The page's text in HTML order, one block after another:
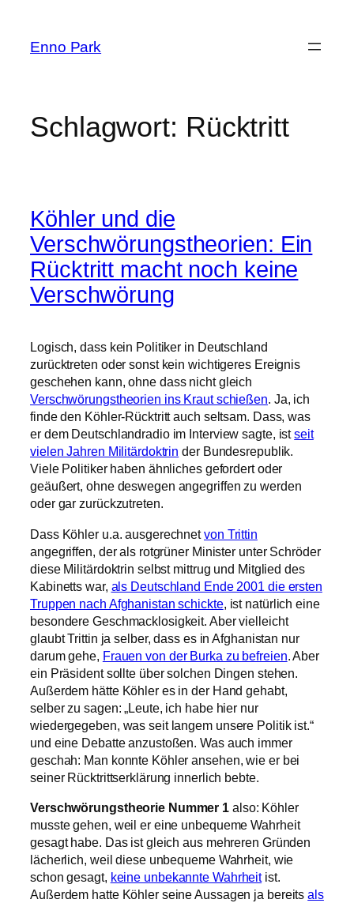
springen
Enno Park
Schlagwort: Rücktritt
Köhler und die
Verschwörungstheorien: Ein
Rücktritt macht noch keine
Verschwörung
Logisch, dass kein Politiker in Deutschland
zurücktreten oder sonst kein wichtigeres Ereignis
geschehen kann, ohne dass nicht gleich
Verschwörungstheorien ins Kraut schießen. Ja, ich
finde den Köhler-Rücktritt auch seltsam. Dass, was
er dem Deutschlandradio im Interview sagte, istseit
vielen Jahren Militärdoktrin der Bundesrepublik.
Viele Politiker haben ähnliches gefordert oder
geäußert, ohne deswegen angegriffen zu werden
oder gar zurückzutreten.
Dass Köhler u.a. ausgerechnetvon Trittin
angegriffen, der als rotgrüner Minister unter Schröder
diese Militärdoktrin selbst mittrug und Mitglied des
Kabinetts war, als Deutschland Ende 2001 die ersten
Truppen nach Afghanistan schickte, ist natürlich eine
besondere Geschmacklosigkeit. Aber vielleicht
glaubt Trittin ja selber, dass es in Afghanistan nur
darum gehe, Frauen von der Burka zu befreien. Aber
ein Präsident sollte über solchen Dingen stehen.
Außerdem hätte Köhler es in der Hand gehabt,
selber zu sagen: „Leute, ich habe hier nur
wiedergegeben, was seit langem unsere Politik ist.“
und eine Debatte anzustoßen. Was auch immer
geschah: Man konnte Köhler ansehen, wie er bei
seiner Rücktrittserklärung innerlich bebte.
Verschwörungstheorie Nummer 1 also: Köhler
musste gehen, weil er eine unbequeme Wahrheit
gesagt habe. Das ist gleich aus mehreren Gründen
lächerlich, weil diese unbequeme Wahrheit, wie
schon gesagt, keine unbekannte Wahrheitist.
Außerdem hatte Köhler seine Aussagen ja bereitsals